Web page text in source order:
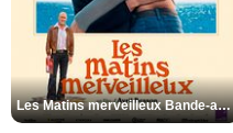
Les Matins merveilleux Bande-annonce VF